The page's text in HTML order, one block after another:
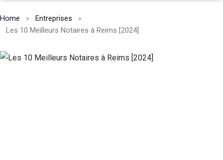
Home
Entreprises
Les 10 Meilleurs Notaires à Reims [2024]